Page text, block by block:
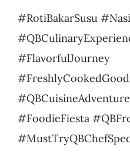
#RotiBakarSusu
#FlavorfulJourney
#FoodieFiesta